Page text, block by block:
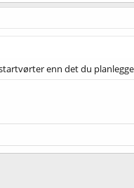
enn det du